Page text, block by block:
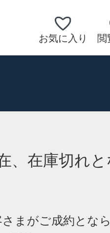
お気に入り 閲
、在庫切れ
まがご成約とな